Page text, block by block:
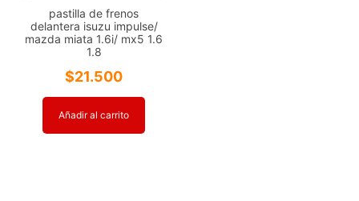
pastilla de frenos
delantera isuzu impulse/
mazda miata 1.6i/ mx5 1.6
1.8
$21.500
Añadir al carrito